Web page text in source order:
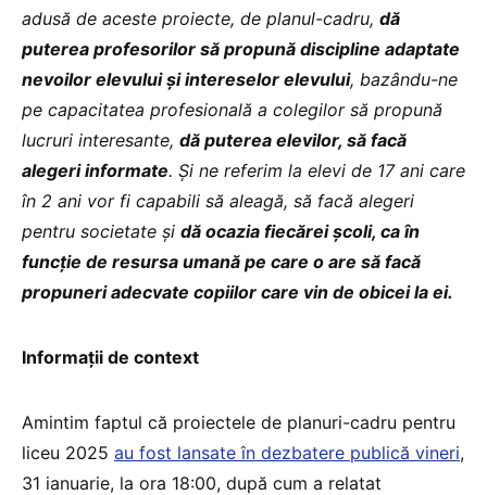
adusă de aceste proiecte, de planul-cadru, dă
puterea profesorilor să propună discipline adaptate
nevoilor elevului și intereselor elevului, bazându-ne
pe capacitatea profesională a colegilor să propună
lucruri interesante, dă puterea elevilor, să facă
alegeri informate. Și ne referim la elevi de 17 ani care
în 2 ani vor fi capabili să aleagă, să facă alegeri
pentru societate și dă ocazia fiecărei școli, ca în
funcție de resursa umană pe care o are să facă
propuneri adecvate copiilor care vin de obicei la ei.
Informații de context
Amintim faptul că proiectele de planuri-cadru pentru
liceu 2025 au fost lansate în dezbatere publică vineri,
31 ianuarie, la ora 18:00, după cum a relatat